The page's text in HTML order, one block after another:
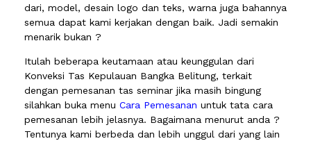
dari, model, desain logo dan teks, warna juga bahannya
semua dapat kami kerjakan dengan baik. Jadi semakin
menarik bukan ?
Itulah beberapa keutamaan atau keunggulan dari
Konveksi Tas Kepulauan Bangka Belitung, terkait
dengan pemesanan tas seminar jika masih bingung
silahkan buka menu Cara Pemesanan untuk tata cara
pemesanan lebih jelasnya. Bagaimana menurut anda ?
Tentunya kami berbeda dan lebih unggul dari yang lain